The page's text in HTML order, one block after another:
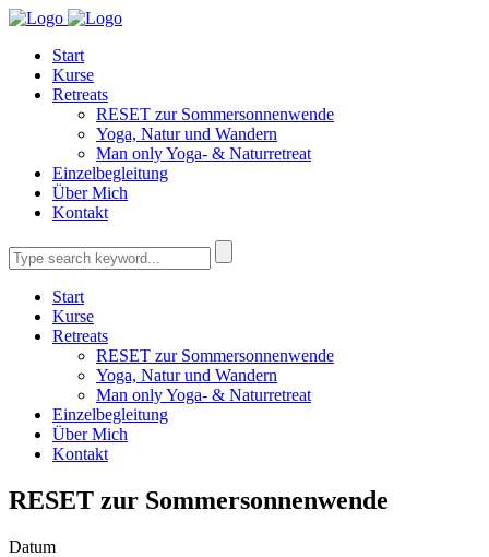
Start
Kurse
Retreats
RESET zur Sommersonnenwende
Yoga, Natur und Wandern
Man only Yoga- & Naturretreat
Einzelbegleitung
Über Mich
Kontakt
Start
Kurse
Retreats
RESET zur Sommersonnenwende
Yoga, Natur und Wandern
Man only Yoga- & Naturretreat
Einzelbegleitung
Über Mich
Kontakt
RESET zur Sommersonnenwende
Datum